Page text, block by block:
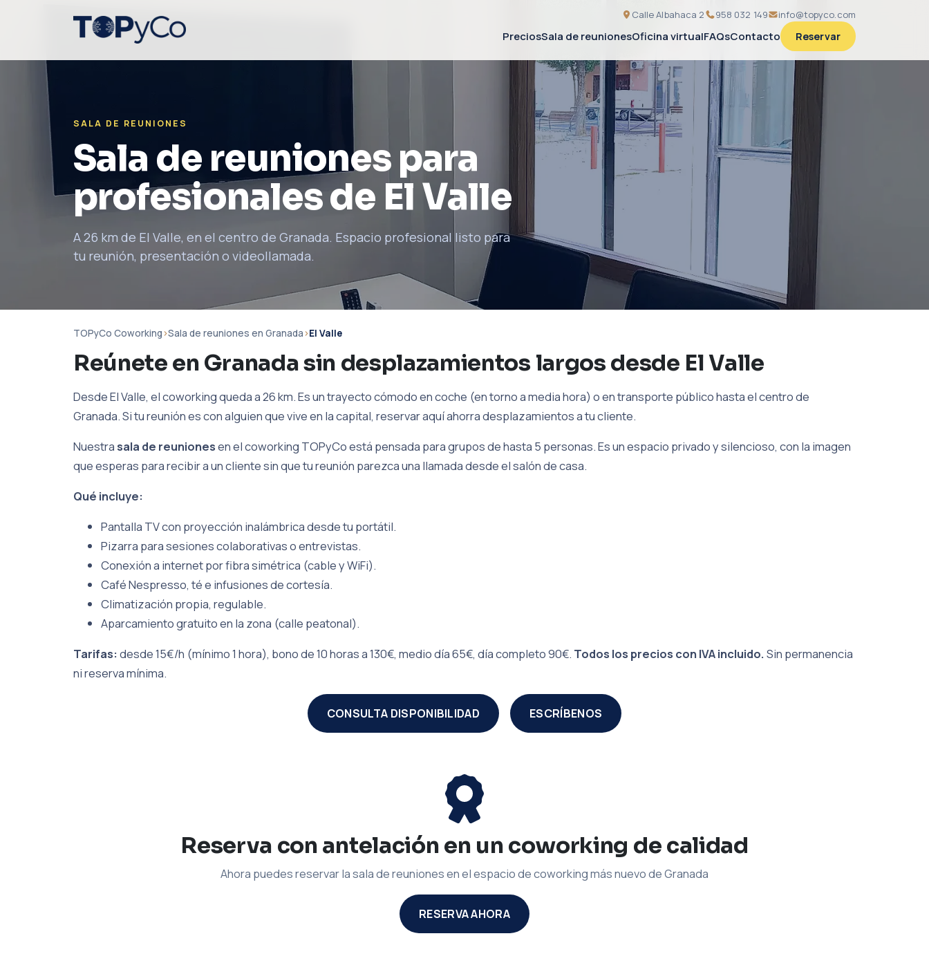
Calle Albahaca 2 958 032 149 info@topyco.com
PreciosSala de reunionesOficina virtualFAQsContacto Reservar
SALA DE REUNIONES
Sala de reuniones para
profesionales de El Valle
A 26 km de El Valle, en el centro de Granada. Espacio profesional listo para
tu reunión, presentación o videollamada.
TOPyCo Coworking›Sala de reuniones en Granada›El Valle
Reúnete en Granada sin desplazamientos largos desde El Valle
Desde El Valle, el coworking queda a 26 km. Es un trayecto cómodo en coche (en torno a media hora) o en transporte público hasta el centro de
Granada. Si tu reunión es con alguien que vive en la capital, reservar aquí ahorra desplazamientos a tu cliente.
Nuestrasala de reunionesen el coworking TOPyCo está pensada para grupos de hasta 5 personas. Es un espacio privado y silencioso, con la imagen
que esperas para recibir a un cliente sin que tu reunión parezca una llamada desde el salón de casa.
Qué incluye:
Pantalla TV con proyección inalámbrica desde tu portátil.
Pizarra para sesiones colaborativas o entrevistas.
Conexión a internet por fibra simétrica (cable y WiFi).
Café Nespresso, té e infusiones de cortesía.
Climatización propia, regulable.
Aparcamiento gratuito en la zona (calle peatonal).
Tarifas: desde 15€/h (mínimo 1 hora), bono de 10 horas a 130€, medio día 65€, día completo 90€. Todos los precios con IVA incluido. Sin permanencia
ni reserva mínima.
CONSULTA DISPONIBILIDAD ESCRÍBENOS
Reserva con antelación en un coworking de calidad
Ahora puedes reservar la sala de reuniones en el espacio de coworking más nuevo de Granada
RESERVA AHORA